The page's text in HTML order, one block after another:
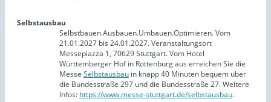
Selbstausbau
Selbstbauen.Ausbauen.Umbauen.Optimieren. Vom
21.01.2027 bis 24.01.2027. Veranstaltungsort
Messepiazza 1, 70629 Stuttgart. Vom Hotel
Württemberger Hof in Rottenburg aus erreichen Sie die
Messe Selbstausbau in knapp 40 Minuten bequem über
die Bundesstraße 297 und die Bundesstraße 27. Weitere
Infos: https://www.messe-stuttgart.de/selbstausbau.